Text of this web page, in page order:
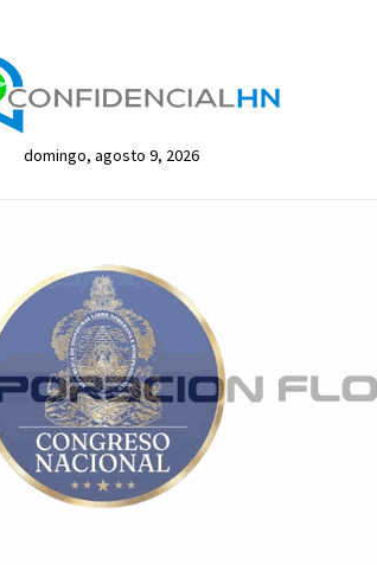
domingo, agosto 9, 2026